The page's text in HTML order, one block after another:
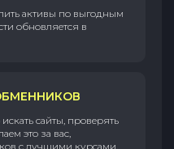
активы по выгодным
обновляется в
сайты, проверять
это за вас,
с лучшими курсами.